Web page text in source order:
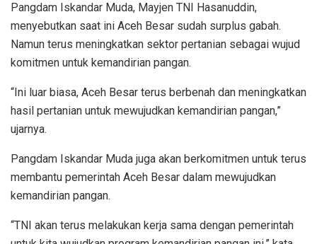
Pangdam Iskandar Muda, Mayjen TNI Hasanuddin,
menyebutkan saat ini Aceh Besar sudah surplus gabah.
Namun terus meningkatkan sektor pertanian sebagai wujud
komitmen untuk kemandirian pangan.
“Ini luar biasa, Aceh Besar terus berbenah dan meningkatkan
hasil pertanian untuk mewujudkan kemandirian pangan,”
ujarnya.
Pangdam Iskandar Muda juga akan berkomitmen untuk terus
membantu pemerintah Aceh Besar dalam mewujudkan
kemandirian pangan.
“TNI akan terus melakukan kerja sama dengan pemerintah